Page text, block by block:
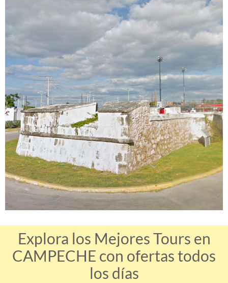
Explora los Mejores Tours en
CAMPECHE con ofertas todos
los días